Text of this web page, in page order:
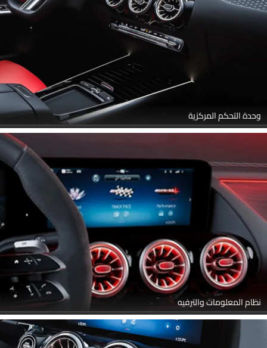
وحدة التحكم المركزية
نظام المعلومات والترفيه